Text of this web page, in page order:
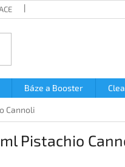
Báze a Booster
Cannoli
Pistachio